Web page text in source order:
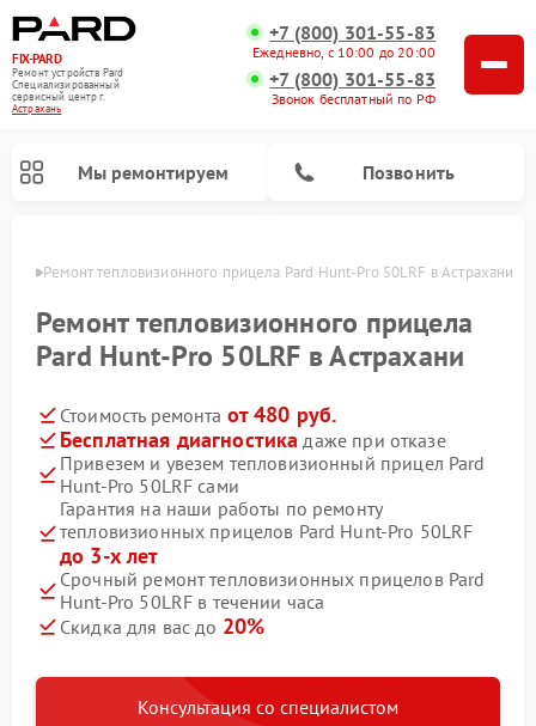
FIX-PARD
Ремонт устройств Pard
Специализированный
cервисный центр г.
Астрахань
+7 (800) 301-55-83
Ежедневно, с 10:00 до 20:00
+7 (800) 301-55-83
Звонок бесплатный по РФ
Мы ремонтируем Позвонить
Ремонт тепловизионного прицела Pard Hunt-Pro 50LRF в Астрахани
Ремонт тепловизионного прицела
Pard Hunt-Pro 50LRF в Астрахани
Стоимость ремонта от 480 руб.
Бесплатная диагностика даже при отказе
Привезем и увезем тепловизионный прицел Pard
Hunt-Pro 50LRF сами
Гарантия на наши работы по ремонту
тепловизионных прицелов Pard Hunt-Pro 50LRF
до 3-х лет
Срочный ремонт тепловизионных прицелов Pard
Hunt-Pro 50LRF в течении часа
Скидка для вас до 20%
Консультация со специалистом